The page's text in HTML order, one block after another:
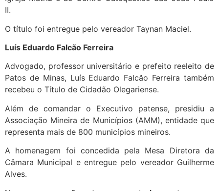
II.
O título foi entregue pelo vereador Taynan Maciel.
Luís Eduardo Falcão Ferreira
Advogado, professor universitário e prefeito reeleito de
Patos de Minas, Luís Eduardo Falcão Ferreira também
recebeu o Título de Cidadão Olegariense.
Além de comandar o Executivo patense, presidiu a
Associação Mineira de Municípios (AMM), entidade que
representa mais de 800 municípios mineiros.
A homenagem foi concedida pela Mesa Diretora da
Câmara Municipal e entregue pelo vereador Guilherme
Alves.